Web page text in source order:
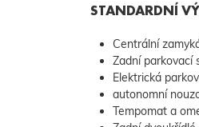
STANDARDNÍ
Centrální
Zadní parkovací
Elektrická
autonomní
Tempomat a